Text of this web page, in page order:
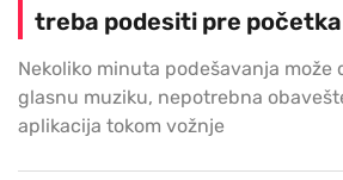
treba podesiti pre
Nekoliko minuta podešavanja može
glasnu muziku, nepotrebna
aplikacija tokom vožnje